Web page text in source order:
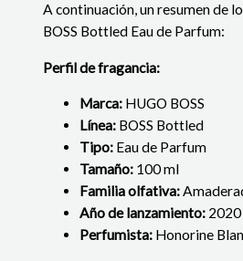
A continuación, un resumen de
BOSS Bottled Eau de Parfum:
Perfil de fragancia:
Marca: HUGO BOSS
Línea: BOSS Bottled
Tipo: Eau de Parfum
Tamaño: 100 ml
Familia olfativa:
Año de lanzamiento: 2020
Perfumista: Honorine